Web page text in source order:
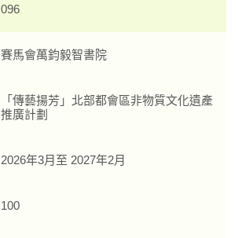
096
賽馬會萬鈞毅智書院
「傳藝揚芳」北部都會區非物質文化遺產
推廣計劃
2026年3月至 2027年2月
100